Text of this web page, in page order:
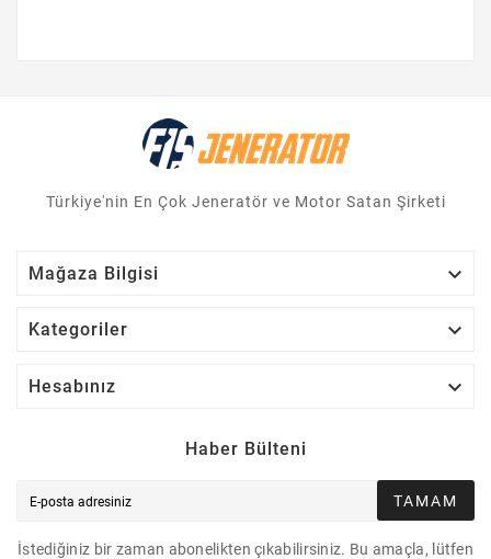
Türkiye'nin En Çok Jeneratör ve Motor Satan Şirketi
Mağaza Bilgisi 
Kategoriler 
Hesabınız 
Haber Bülteni
TAMAM
İstediğiniz bir zaman abonelikten çıkabilirsiniz. Bu amaçla, lütfen